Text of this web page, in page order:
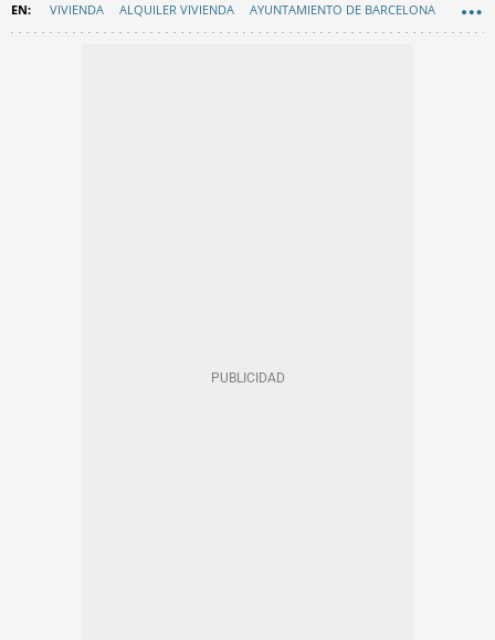
VIVIENDA ALQUILER VIVIENDA AYUNTAMIENTO DE BARCELONA